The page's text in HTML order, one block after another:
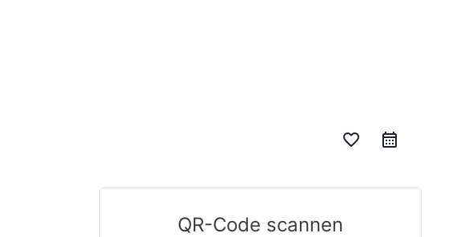
favorite_border
QR-Code scannen